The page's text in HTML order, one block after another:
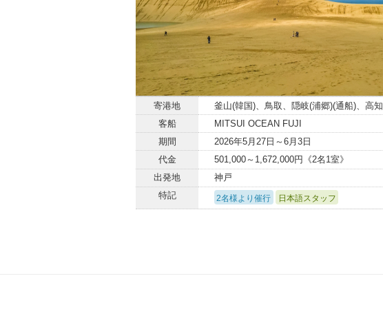
寄港地
釜山(韓国)、鳥取、隠岐(浦郷)(通船)、高知
客船
MITSUI OCEAN FUJI
期間
2026年5月27日～6月3日
代金
501,000～1,672,000円《2名1室》
出発地
神戸
特記
2名様より催行 日本語スタッフ